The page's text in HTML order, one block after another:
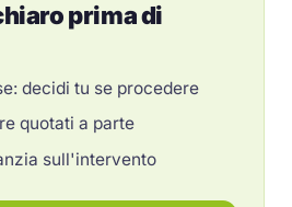
prima di
decidi tu se procedere
quotati a parte
sull'intervento